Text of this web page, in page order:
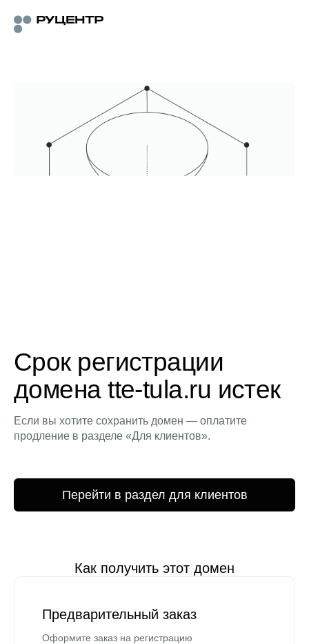
Срок регистрации
домена tte-tula.ru истек
Если вы хотите сохранить домен — оплатите
продление в разделе «Для клиентов».
Перейти в раздел для клиентов
Как получить этот домен
Предварительный заказ
Оформите заказ на регистрацию